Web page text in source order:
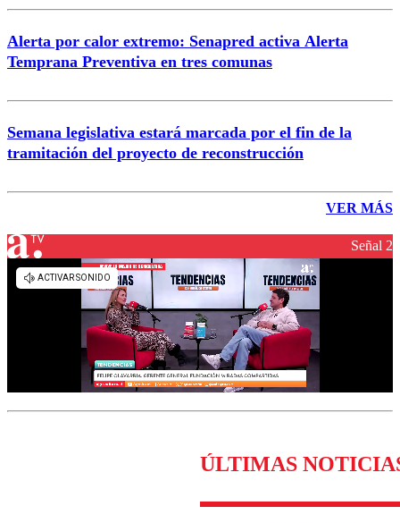
Alerta por calor extremo: Senapred activa Alerta
Temprana Preventiva en tres comunas
Semana legislativa estará marcada por el fin de la
tramitación del proyecto de reconstrucción
VER MÁS
Señal 2
ÚLTIMAS